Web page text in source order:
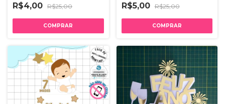
R$4,00 R$25,00 R$5,00 R$25,00